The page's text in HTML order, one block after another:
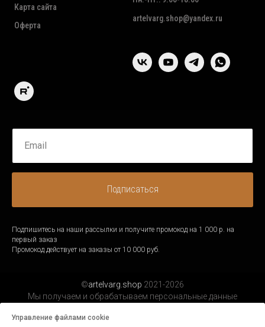
Карта сайта
Оферта
artelvarg.shop@yandex.ru
Подписаться
Подпишитесь на наши рассылки и получите промокод на 1 000 р. на
первый заказ
Промокод действует на заказы от 10 000 руб.
©artelvarg.shop 2021-2026
Мы получаем и обрабатываем персональные данные
Управление файлами cookie